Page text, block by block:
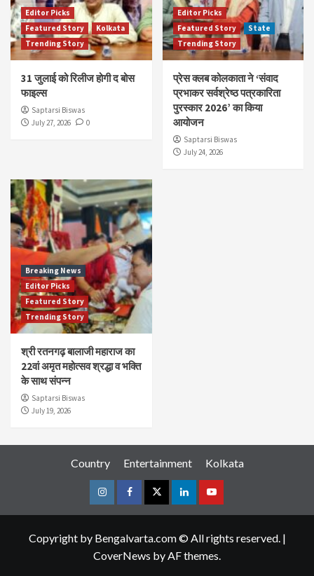
Editor Picks
Featured Story
Kolkata
Trending Story
31 जुलाई को रिलीज होगी द बोस
फाइल्स
Saptarsi Biswas
July 27, 2026
0
Editor Picks
Featured Story
State
Trending Story
प्रेस क्लब कोलकाता ने ‘संवाद
प्रभाकर सर्वश्रेष्ठ पत्रकारिता
पुरस्कार 2026’ का किया
आयोजन
Saptarsi Biswas
July 24, 2026
Breaking News
Editor Picks
Featured Story
Trending Story
श्री रतनगढ़ बालाजी महाराज का
22वां अमृत महोत्सव श्रद्धा व भक्ति
के साथ संपन्न
Saptarsi Biswas
July 19, 2026
Country Entertainment Kolkata
InstagramFacebookTwitterLinkedinYoutube
Copyright by Bengalvarta.com © All rights reserved. |
CoverNews by AF themes.